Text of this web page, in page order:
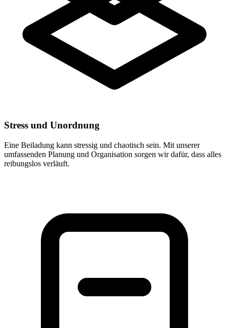
Stress und Unordnung
Eine Beiladung kann stressig und chaotisch sein. Mit unserer
umfassenden Planung und Organisation sorgen wir dafür, dass alles
reibungslos verläuft.